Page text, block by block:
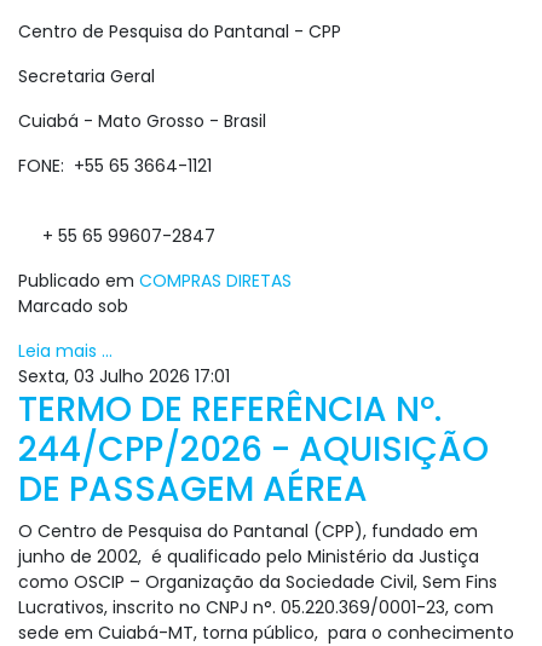
Centro de Pesquisa do Pantanal - CPP
Secretaria Geral
Cuiabá - Mato Grosso - Brasil
FONE: +55 65 3664-1121
+ 55 65 99607-2847
Publicado em COMPRAS DIRETAS
Marcado sob
Leia mais ...
Sexta, 03 Julho 2026 17:01
TERMO DE REFERÊNCIA Nº.
244/CPP/2026 - AQUISIÇÃO
DE PASSAGEM AÉREA
O Centro de Pesquisa do Pantanal (CPP), fundado em
junho de 2002, é qualificado pelo Ministério da Justiça
como OSCIP – Organização da Sociedade Civil, Sem Fins
Lucrativos, inscrito no CNPJ n°. 05.220.369/0001-23, com
sede em Cuiabá-MT, torna público, para o conhecimento